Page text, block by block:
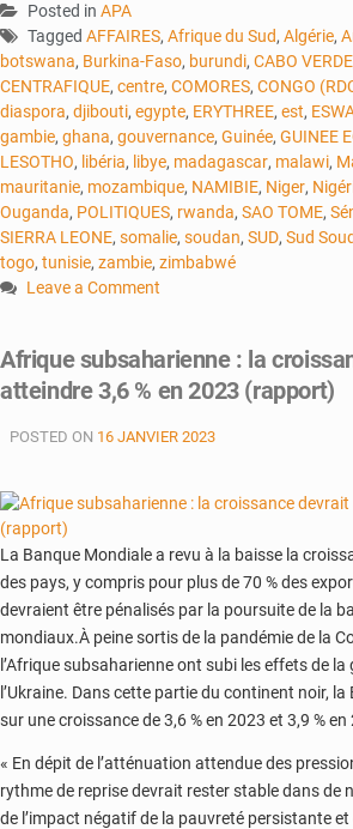
Posted in APA
Tagged AFFAIRES, Afrique du Sud, Algérie,
botswana, Burkina-Faso, burundi, CABO VERDE
CENTRAFIQUE, centre, COMORES, CONGO
diaspora, djibouti, egypte, ERYTHREE, est,
gambie, ghana, gouvernance, Guinée, GUINEE
LESOTHO, libéria, libye, madagascar, malawi,
mauritanie, mozambique, NAMIBIE, Niger,
Ouganda, POLITIQUES, rwanda, SAO TOME,
SIERRA LEONE, somalie, soudan, SUD, Sud
togo, tunisie, zambie, zimbabwé
Leave a Comment
économique
:
devant
du
monde
en
2023
et
2024
Afrique subsaharienne : la
atteindre 3,6 % en 2023 (rapport)
POSTED ON 16 JANVIER 2023
La Banque Mondiale a revu à la baisse la
des pays, y compris pour plus de 70 % des
devraient être pénalisés par la poursuite de la
mondiaux.À peine sortis de la pandémie de la
l’Afrique subsaharienne ont subi les effets de la
l’Ukraine. Dans cette partie du continent noir,
sur une croissance de 3,6 % en 2023 et 3,9 % en
« En dépit de l’atténuation attendue des
rythme de reprise devrait rester stable dans de
de l’impact négatif de la pauvreté persistante et